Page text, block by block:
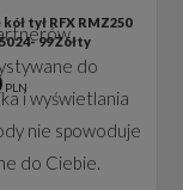
tył RFX RMZ250
24- 99 Żółty
PLN
do
i wyświetlania
nie spowoduje
do Ciebie.